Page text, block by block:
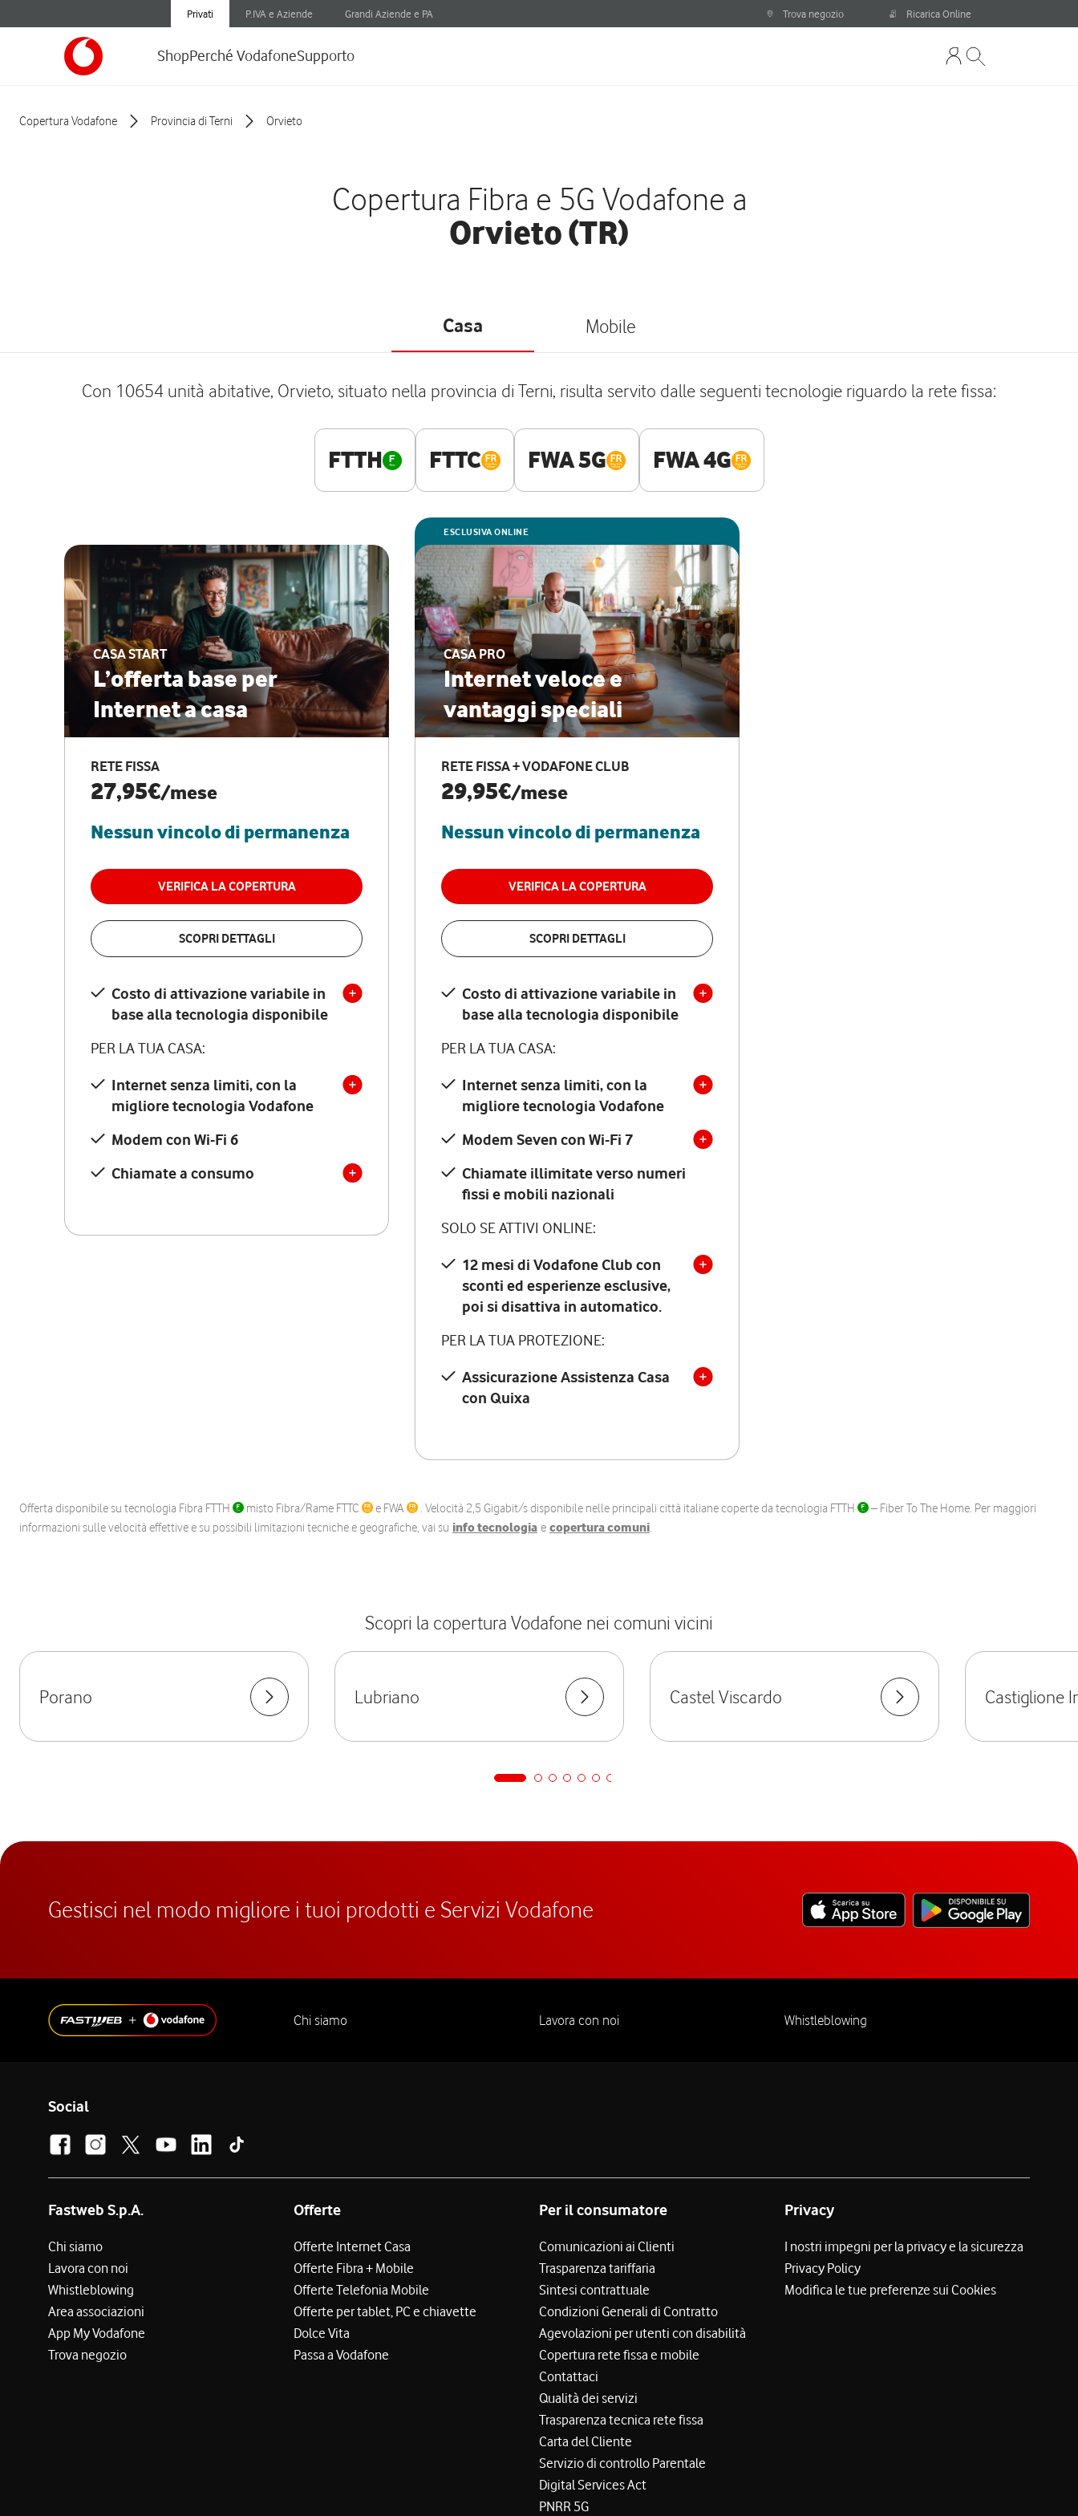
Privati P.IVA e Aziende Grandi Aziende e PA Trova negozio Ricarica Online
ShopPerché VodafoneSupporto
Copertura Vodafone Provincia di Terni Orvieto
Copertura Fibra e 5G Vodafone a
Orvieto (TR)
Casa Mobile
Con 10654 unità abitative, Orvieto, situato nella provincia di Terni, risulta servito dalle seguenti tecnologie riguardo la rete fissa:
FTTH FTTC FWA 5G FWA 4G
CASA START
L’offerta base per
Internet a casa
RETE FISSA
27,95€/mese
Nessun vincolo di permanenza
VERIFICA LA COPERTURA
SCOPRI DETTAGLI
Costo di attivazione variabile in
base alla tecnologia disponibile
PER LA TUA CASA:
Internet senza limiti, con la
migliore tecnologia Vodafone
Modem con Wi-Fi 6
Chiamate a consumo
ESCLUSIVA ONLINE
CASA PRO
Internet veloce e
vantaggi speciali
RETE FISSA + VODAFONE CLUB
29,95€/mese
Nessun vincolo di permanenza
VERIFICA LA COPERTURA
SCOPRI DETTAGLI
Costo di attivazione variabile in
base alla tecnologia disponibile
PER LA TUA CASA:
Internet senza limiti, con la
migliore tecnologia Vodafone
Modem Seven con Wi-Fi 7
Chiamate illimitate verso numeri
fissi e mobili nazionali
SOLO SE ATTIVI ONLINE:
12 mesi di Vodafone Club con
sconti ed esperienze esclusive,
poi si disattiva in automatico.
PER LA TUA PROTEZIONE:
Assicurazione Assistenza Casa
con Quixa
Offerta disponibile su tecnologia Fibra FTTH misto Fibra/Rame FTTC e FWA . Velocità 2,5 Gigabit/s disponibile nelle principali città italiane coperte da tecnologia FTTH
– Fiber To The Home. Per maggiori
informazioni sulle velocità effettive e su possibili limitazioni tecniche e geografiche, vai su info tecnologia e copertura comuni.
Scopri la copertura Vodafone nei comuni vicini
Porano Lubriano Castel Viscardo Castiglione
Gestisci nel modo migliore i tuoi prodotti e Servizi Vodafone
Chi siamo Lavora con noi Whistleblowing
Social
Fastweb S.p.A.
Chi siamo
Lavora con noi
Whistleblowing
Area associazioni
App My Vodafone
Trova negozio
Offerte
Offerte Internet Casa
Offerte Fibra + Mobile
Offerte Telefonia Mobile
Offerte per tablet, PC e chiavette
Dolce Vita
Passa a Vodafone
Per il consumatore
Comunicazioni ai Clienti
Trasparenza tariffaria
Sintesi contrattuale
Condizioni Generali di Contratto
Agevolazioni per utenti con disabilità
Copertura rete fissa e mobile
Contattaci
Qualità dei servizi
Trasparenza tecnica rete fissa
Carta del Cliente
Servizio di controllo Parentale
Digital Services Act
PNRR 5G
Privacy
I nostri impegni per la privacy e la sicurezza
Privacy Policy
Modifica le tue preferenze sui Cookies